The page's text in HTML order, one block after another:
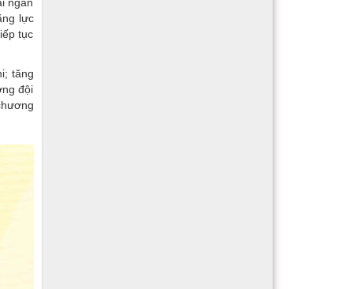
lực
tục
tăng
đội